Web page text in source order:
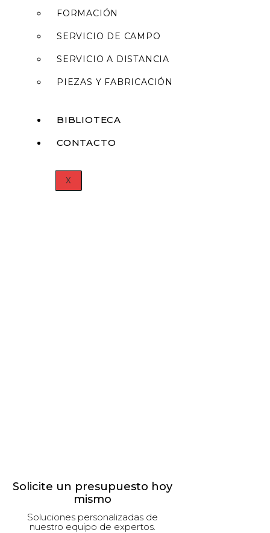
FORMACIÓN
SERVICIO DE CAMPO
SERVICIO A DISTANCIA
PIEZAS Y FABRICACIÓN
BIBLIOTECA
CONTACTO
X
Solicite un presupuesto hoy
mismo
Soluciones personalizadas de
nuestro equipo de expertos.